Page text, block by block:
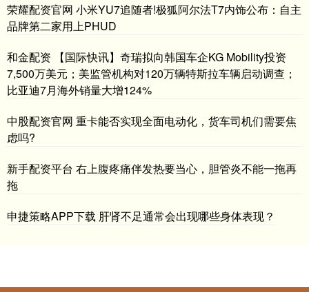
荣耀配资官网 小米YU7追随者!极狐阿尔法T7内饰公布：自主
品牌第二家用上PHUD
和金配资 【国际快讯】奇瑞拟向韩国车企KG Mobility投资
7,500万美元；美监管机构对120万辆特斯拉车辆启动调查；
比亚迪7月海外销量大增124%
中股配资官网 重卡能否实现全面电动化，货车司机们需要焦
虑吗?
新手配资平台 右上腹疼痛伴发热要当心，胆管炎不能一拖再
拖
申捷策略APP下载 肝肾不足通常会出现哪些身体表现？